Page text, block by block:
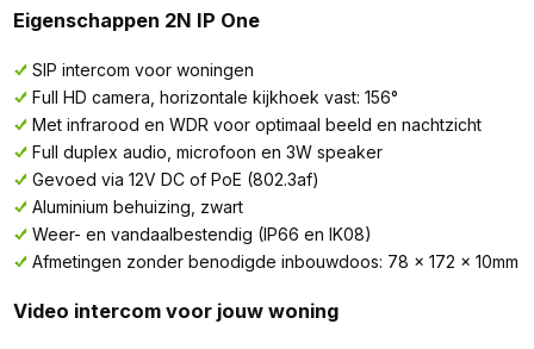
Eigenschappen 2N IP One
SIP intercom voor woningen
Full HD camera, horizontale kijkhoek vast: 156°
Met infrarood en WDR voor optimaal beeld en nachtzicht
Full duplex audio, microfoon en 3W speaker
Gevoed via 12V DC of PoE (802.3af)
Aluminium behuizing, zwart
Weer- en vandaalbestendig (IP66 en IK08)
Afmetingen zonder benodigde inbouwdoos: 78 x 172 x 10mm
Video intercom voor jouw woning